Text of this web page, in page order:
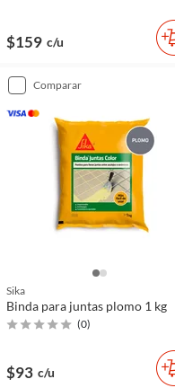
$159 c/u
comparar
Sika
Binda para juntas plomo 1 kg
(0)
$93 c/u